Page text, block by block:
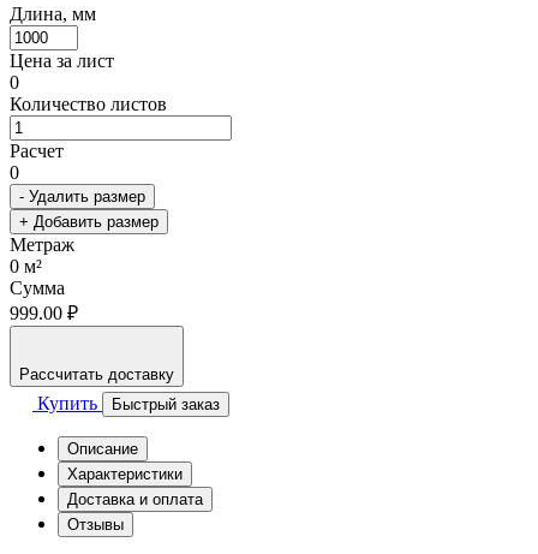
Длина, мм
Цена за лист
0
Количество листов
Расчет
0
- Удалить размер
+ Добавить размер
Метраж
0 м²
Сумма
999.00 ₽
Рассчитать доставку
Купить Быстрый заказ
Описание
Характеристики
Доставка и оплата
Отзывы